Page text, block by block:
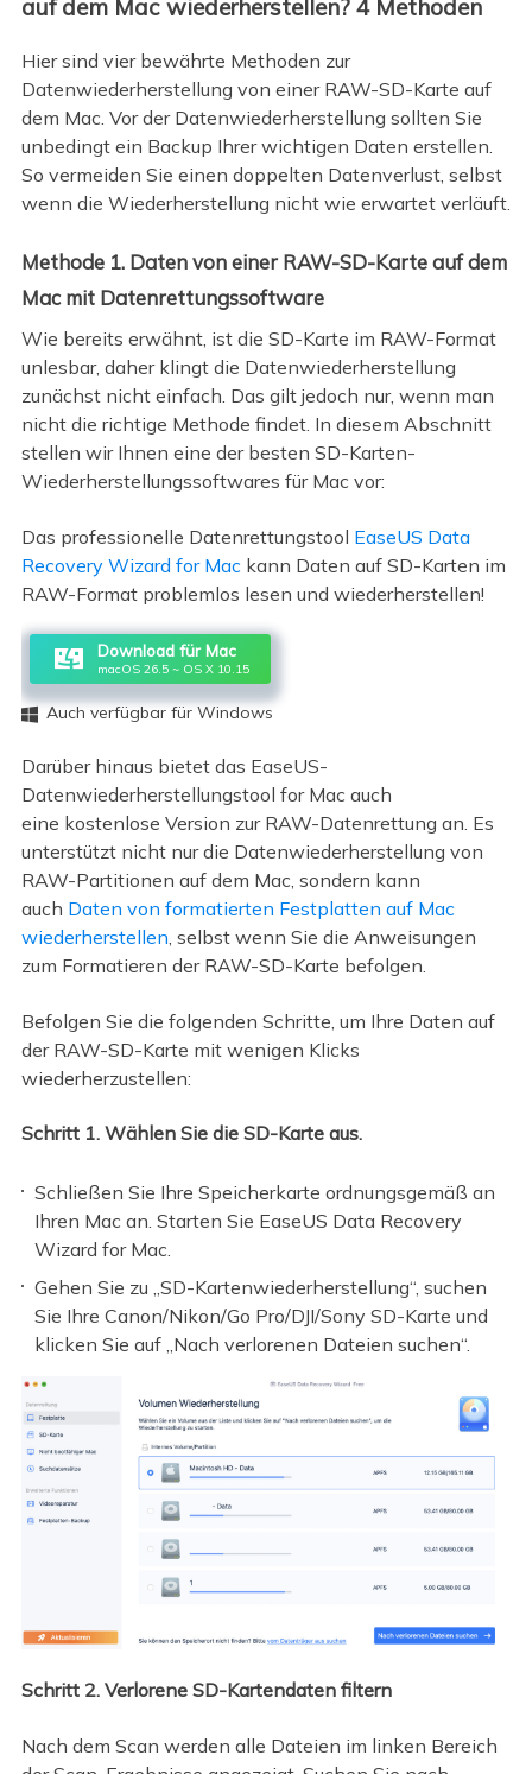
auf dem Mac wiederherstellen? 4 Methoden
Hier sind vier bewährte Methoden zur
Datenwiederherstellung von einer RAW-SD-Karte auf
dem Mac. Vor der Datenwiederherstellung sollten Sie
unbedingt ein Backup Ihrer wichtigen Daten erstellen.
So vermeiden Sie einen doppelten Datenverlust, selbst
wenn die Wiederherstellung nicht wie erwartet verläuft.
Methode 1. Daten von einer RAW-SD-Karte auf dem
Mac mit Datenrettungssoftware
Wie bereits erwähnt, ist die SD-Karte im RAW-Format
unlesbar, daher klingt die Datenwiederherstellung
zunächst nicht einfach. Das gilt jedoch nur, wenn man
nicht die richtige Methode findet. In diesem Abschnitt
stellen wir Ihnen eine der besten SD-Karten-
Wiederherstellungssoftwares für Mac vor:
Das professionelle Datenrettungstool EaseUS Data
Recovery Wizard for Mac kann Daten auf SD-Karten im
RAW-Format problemlos lesen und wiederherstellen!
Download für Mac
macOS 26.5 ~ OS X 10.15
 Auch verfügbar für Windows
Darüber hinaus bietet das EaseUS-
Datenwiederherstellungstool for Mac auch
eine kostenlose Version zur RAW-Datenrettung an. Es
unterstützt nicht nur die Datenwiederherstellung von
RAW-Partitionen auf dem Mac, sondern kann
auch Daten von formatierten Festplatten auf Mac
wiederherstellen, selbst wenn Sie die Anweisungen
zum Formatieren der RAW-SD-Karte befolgen.
Befolgen Sie die folgenden Schritte, um Ihre Daten auf
der RAW-SD-Karte mit wenigen Klicks
wiederherzustellen:
Schritt 1. Wählen Sie die SD-Karte aus.
Schließen Sie Ihre Speicherkarte ordnungsgemäß an
Ihren Mac an. Starten Sie EaseUS Data Recovery
Wizard for Mac.
Gehen Sie zu „SD-Kartenwiederherstellung“, suchen
Sie Ihre Canon/Nikon/Go Pro/DJI/Sony SD-Karte und
klicken Sie auf „Nach verlorenen Dateien suchen“.
Schritt 2. Verlorene SD-Kartendaten filtern
Nach dem Scan werden alle Dateien im linken Bereich